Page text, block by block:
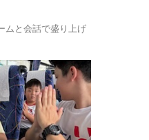
ムと会話で盛り上げ